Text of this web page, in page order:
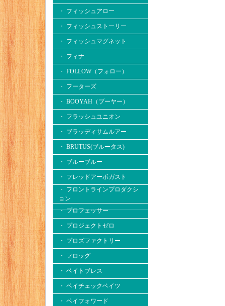
・ フィッシュアロー
・ フィッシュストーリー
・ フィッシュマグネット
・ フィナ
・ FOLLOW（フォロー）
・ フーターズ
・ BOOYAH（ブーヤー）
・ フラッシュユニオン
・ ブラッディサムルアー
・ BRUTUS(ブルータス)
・ ブルーブルー
・ フレッドアーボガスト
・ フロントラインプロダクシ
ョン
・ プロフェッサー
・ プロジェクトゼロ
・ プロズファクトリー
・ フロッグ
・ ベイトブレス
・ ペイチェックベイツ
・ ペイフォワード